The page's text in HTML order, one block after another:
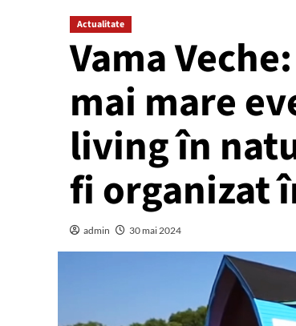
Actualitate
Vama
mai mare
living în
fi organizat
admin 30 mai 2024